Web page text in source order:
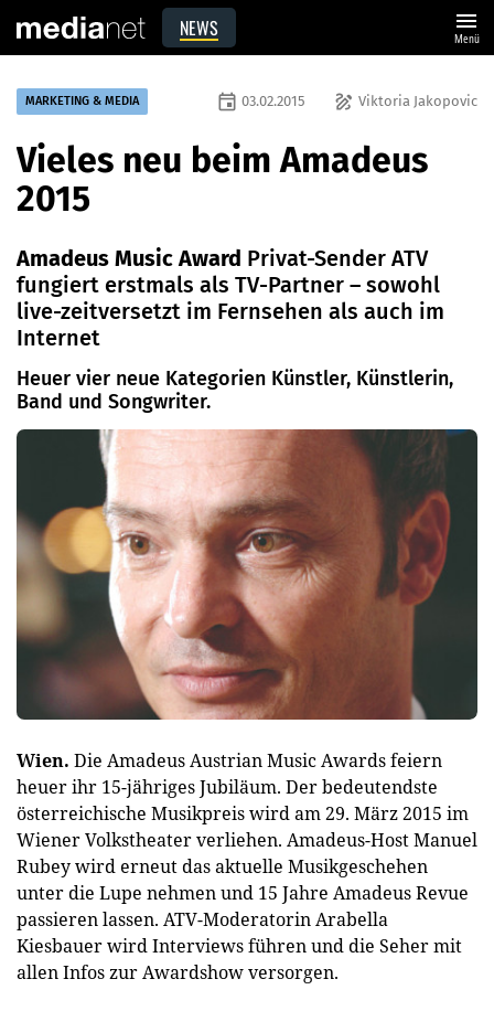
NEWS menu
Menü
MARKETING & MEDIA draw Viktoria Jakopovic
event 03.02.2015
Vieles neu beim Amadeus
2015
Amadeus Music Award Privat-Sender ATV
fungiert erstmals als TV-Partner – sowohl
live-zeitversetzt im Fernsehen als auch im
Internet
Heuer vier neue Kategorien Künstler, Künstlerin,
Band und Songwriter.
Wien. Die Amadeus Austrian Music Awards feiern
heuer ihr 15-jähriges Jubiläum. Der bedeutendste
österreichische Musikpreis wird am 29. März 2015 im
Wiener Volkstheater verliehen. Amadeus-Host Manuel
Rubey wird erneut das aktuelle Musikgeschehen
unter die Lupe nehmen und 15 Jahre Amadeus Revue
passieren lassen. ATV-Moderatorin Arabella
Kiesbauer wird Interviews führen und die Seher mit
allen Infos zur Awardshow versorgen.